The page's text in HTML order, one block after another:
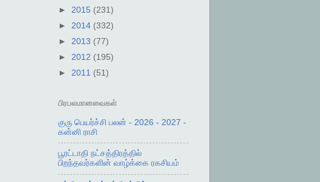
► 2015 (231)
► 2014 (332)
► 2013 (77)
► 2012 (195)
► 2011 (51)
பிரபலமானவைகள்
குரு பெயர்ச்சி பலன் - 2026 - 2027 -
கன்னி ராசி
பூரட்டாதி நட்சத்திரத்தில்
பிறந்தவர்களின் வாழ்க்கை ரகசியம்